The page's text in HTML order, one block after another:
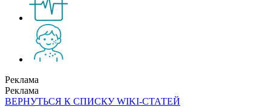
Реклама
Реклама
ВЕРНУТЬСЯ К СПИСКУ WIKI-СТАТЕЙ